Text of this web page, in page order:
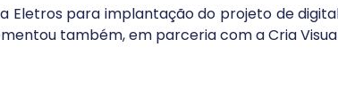
Eletros para implantação do projeto de
também, em parceria com a Cria